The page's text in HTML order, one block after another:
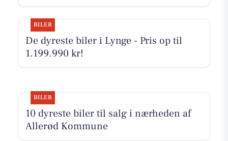
BILER
De dyreste biler i Lynge - Pris op til
1.199.990 kr!
BILER
10 dyreste biler til salg i nærheden af
Allerød Kommune